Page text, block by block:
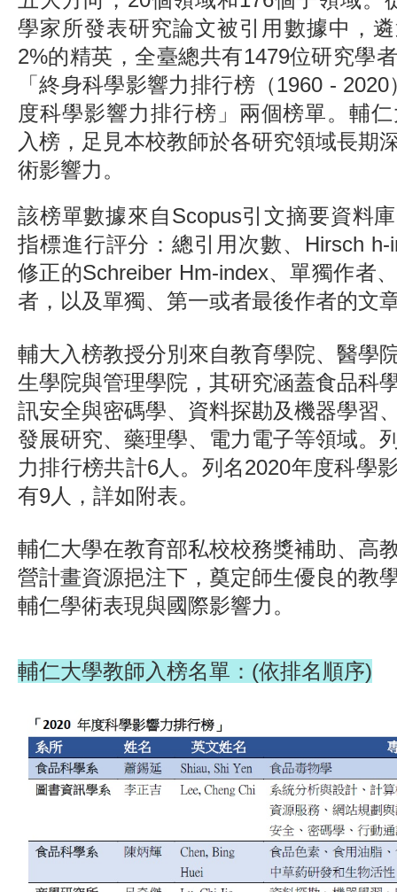
學家所發表研究論文被引用數據中，
2%的精英，全臺總共有1479位研究學
「終身科學影響力排行榜（1960 -
度科學影響力排行榜」兩個榜單。輔
入榜，足見本校教師於各研究領域長期
術影響力。
該榜單數據來自Scopus引文摘要資料
指標進行評分：總引用次數、Hirsch h-
修正的Schreiber Hm-index、單獨作者
者，以及單獨、第一或者最後作者的文
輔大入榜教授分別來自教育學院、醫學
生學院與管理學院，其研究涵蓋食品科
訊安全與密碼學、資料探勘及機器學習
發展研究、藥理學、電力電子等領域。
力排行榜共計6人。列名2020年度科學
有9人，詳如附表。
輔仁大學在教育部私校校務獎補助、高
營計畫資源挹注下，奠定師生優良的教
輔仁學術表現與國際影響力。
輔仁大學教師入榜名單 ：(依排名順序)